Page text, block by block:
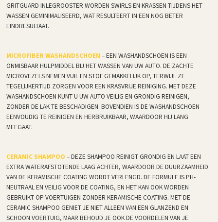
GRITGUARD INLEGROOSTER WORDEN SWIRLS EN KRASSEN TIJDENS HET
WASSEN GEMINIMALISEERD, WAT RESULTEERT IN EEN NOG BETER
EINDRESULTAAT.
MICROFIBER WASHANDSCHOEN – EEN WASHANDSCHOEN IS EEN
ONMISBAAR HULPMIDDEL BIJ HET WASSEN VAN UW AUTO. DE ZACHTE
MICROVEZELS NEMEN VUIL EN STOF GEMAKKELIJK OP, TERWIJL ZE
TEGELIJKERTIJD ZORGEN VOOR EEN KRASVRIJE REINIGING. MET DEZE
WASHANDSCHOEN KUNT U UW AUTO VEILIG EN GRONDIG REINIGEN,
ZONDER DE LAK TE BESCHADIGEN. BOVENDIEN IS DE WASHANDSCHOEN
EENVOUDIG TE REINIGEN EN HERBRUIKBAAR, WAARDOOR HIJ LANG
MEEGAAT.
CERAMIC SHAMPOO – DEZE SHAMPOO REINIGT GRONDIG EN LAAT EEN
EXTRA WATERAFSTOTENDE LAAG ACHTER, WAARDOOR DE DUURZAAMHEID
VAN DE KERAMISCHE COATING WORDT VERLENGD. DE FORMULE IS PH-
NEUTRAAL EN VEILIG VOOR DE COATING, EN HET KAN OOK WORDEN
GEBRUIKT OP VOERTUIGEN ZONDER KERAMISCHE COATING. MET DE
CERAMIC SHAMPOO GENIET JE NIET ALLEEN VAN EEN GLANZEND EN
SCHOON VOERTUIG, MAAR BEHOUD JE OOK DE VOORDELEN VAN JE